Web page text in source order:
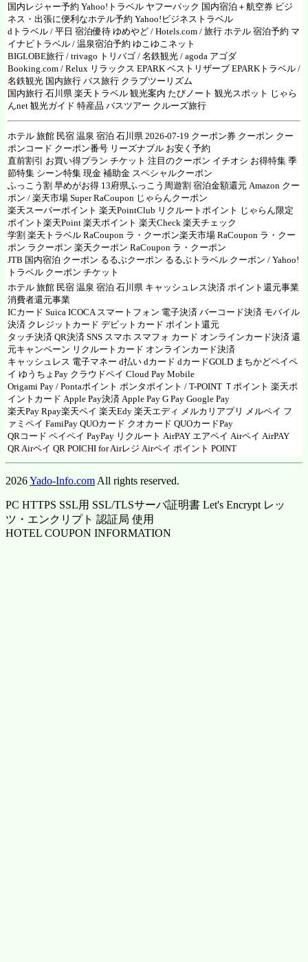
国内レジャー予約 Yahoo!トラベル ヤフーパック 国内宿泊＋航空券 ビジ
ネス・出張に便利なホテル予約 Yahoo!ビジネストラベル
dトラベル / 平日 宿泊優待 ゆめやど / Hotels.com / 旅行 ホテル 宿泊予約 マ
イナビトラベル / 温泉宿泊予約 ゆこゆこネット
BIGLOBE旅行 / trivago トリバゴ / 名鉄観光 / agoda アゴダ
Booking.com / Relux リラックス EPARK ベストリザーブ EPARKトラベル /
名鉄観光 国内旅行 バス旅行 クラブツーリズム
国内旅行 石川県 楽天トラベル 観光案内 たびノート 観光スポット じゃら
んnet 観光ガイド 特産品 バスツアー クルーズ旅行
ホテル 旅館 民宿 温泉 宿泊 石川県 2026-07-19 クーポン券 クーポン クー
ポンコード クーポン番号 リーズナブル お安く予約
直前割引 お買い得プラン チケット 注目のクーポン イチオシ お得特集 季
節特集 シーン特集 現金 補助金 スペシャルクーポン
ふっこう割 早めがお得 13府県ふっこう周遊割 宿泊金額還元 Amazon クー
ポン / 楽天市場 Super RaCoupon じゃらんクーポン
楽天スーパーポイント 楽天PointClub リクルートポイント じゃらん限定
ポイント楽天Point 楽天ポイント 楽天Check 楽天チェック
学割 楽天トラベル RaCoupon ラ・クーポン楽天市場 RaCoupon ラ・クー
ポン ラクーポン 楽天クーポン RaCoupon ラ・クーポン
JTB 国内宿泊 クーポン るるぶクーポン るるぶトラベル クーポン / Yahoo!
トラベル クーポン チケット
ホテル 旅館 民宿 温泉 宿泊 石川県 キャッシュレス決済 ポイント還元事業
消費者還元事業
ICカード Suica ICOCA スマートフォン 電子決済 バーコード決済 モバイル
決済 クレジットカード デビットカード ポイント還元
タッチ決済 QR決済 SNS スマホ スマフォ カード オンラインカード決済 還
元キャンペーン リクルートカード オンラインカード決済
キャッシュレス 電子マネー d払い dカード dカードGOLD まちかどペイペ
イ ゆうちょPay クラウドペイ Cloud Pay Mobile
Origami Pay / Pontaポイント ポンタポイント / T-POINT Ｔポイント 楽天ポ
イントカード Apple Pay決済 Apple Pay G Pay Google Pay
楽天Pay Rpay楽天ペイ 楽天Edy 楽天エディ メルカリアプリ メルペイ フ
ァミペイ FamiPay QUOカード クオカード QUOカードPay
QRコード ペイペイ PayPay リクルート AirPAY エアペイ Airペイ AirPAY
QRAirペイ QR POICHI for Airレジ Airペイ ポイント POINT
2026Yado-Info.com All rights reserved.
PC HTTPS SSL用 SSL/TLSサーバ証明書 Let's Encrypt レッ
ツ・エンクリプト 認証局 使用
HOTEL COUPON INFORMATION